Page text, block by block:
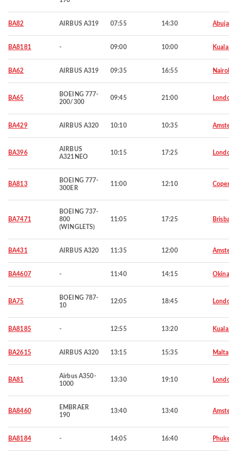
BA82 AIRBUS A319 07:55 14:30 Abuja
BA8181 - 09:00 10:00
BA62 AIRBUS A319 09:35 16:55
BA65
BOEING 777-
200/300
09:45 21:00
BA429 AIRBUS A320 10:10 10:35
BA396
AIRBUS
A321NEO
10:15 17:25
BA813
BOEING 777-
300ER
11:00 12:10
BA7471
BOEING 737-
800
(WINGLETS)
11:05 17:25
BA431 AIRBUS A320 11:35 12:00
BA4607 - 11:40 14:15
BA75
BOEING 787-
10
12:05 18:45
BA8185 - 12:55 13:20
BA2615 AIRBUS A320 13:15 15:35 Malta
BA81
Airbus A350-
1000
13:30 19:10
BA8460
EMBRAER
190
13:40 13:40
BA8184 - 14:05 16:40